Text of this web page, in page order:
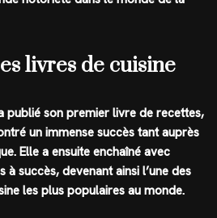
livres de cuisine
publié son premier livre de recettes,
un immense succès tant auprès
Elle a ensuite enchaîné avec
à succès, devenant ainsi l’une des
les plus populaires au monde.